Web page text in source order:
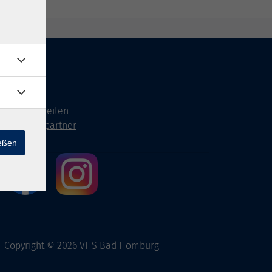
Kontakt
Öffnungszeiten
Ansprechpartner
Copyright © 2026 VHS Bad Homburg